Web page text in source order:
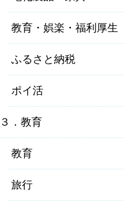
教育・娯楽・福利厚生
ふるさと納税
ポイ活
３．教育
教育
旅行